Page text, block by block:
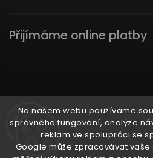
Na našem webu používáme
správného fungování, analýze
reklam ve spolupráci se
Google může zpracovávat
Přijímáme online platby
Instagram